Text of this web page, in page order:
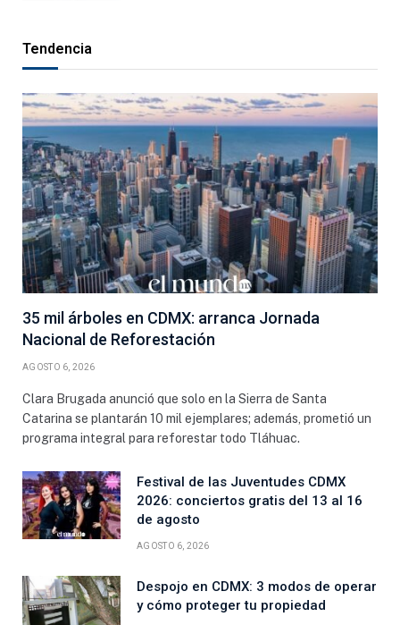
Tendencia
35 mil árboles en CDMX: arranca Jornada
Nacional de Reforestación
AGOSTO 6, 2026
Clara Brugada anunció que solo en la Sierra de Santa
Catarina se plantarán 10 mil ejemplares; además, prometió un
programa integral para reforestar todo Tláhuac.
Festival de las Juventudes CDMX
2026: conciertos gratis del 13 al 16
de agosto
AGOSTO 6, 2026
Despojo en CDMX: 3 modos de operar
y cómo proteger tu propiedad